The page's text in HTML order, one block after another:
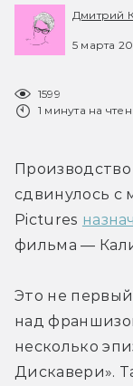
Дмитрий
5 марта
1599
1 минута на
Производство
сдвинулось с
Pictures
фильма —
Это не первый
над
несколько
Дискавери».